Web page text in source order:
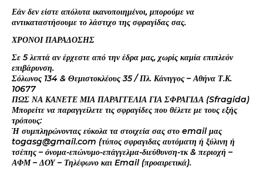
Εάν δεν είστε απόλυτα ικανοποιημένοι, μπορούμε να
αντικαταστήσουμε το λάστιχο της σφραγίδας σας.
ΧΡΟΝΟΙ ΠΑΡΑΔΟΣΗΣ
Σε 5 λεπτά αν έρχεστε από την έδρα μας, χωρίς καμία επιπλεόν
επιβάρυνση.
Σόλωνος 134 & Θεμιστοκλέους 35 / Πλ. Κάνιγγος – Αθήνα Τ.Κ.
10677
ΠΩΣ ΝΑ ΚΑΝΕΤΕ ΜΙΑ ΠΑΡΑΓΓΕΛΙΑ ΓΙΑ ΣΦΡΑΓΙΔΑ (Sfragida)
Μπορείτε να παραγγείλετε τις σφραγίδες που θέλετε με τους εξής
τρόπους:
Ή συμπληρώνοντας εύκολα τα στοιχεία σας στο email μας
togasg@gmail.com (τύπος σφραγιδας αυτόματη ή ξύλινη ή
τσέπης – όνομα-επώνυμο-επάγγελμα-διεύθυνση-τκ & περιοχή –
ΑΦΜ – ΔΟΥ – Τηλέφωνο και Email (προαιρετικά).